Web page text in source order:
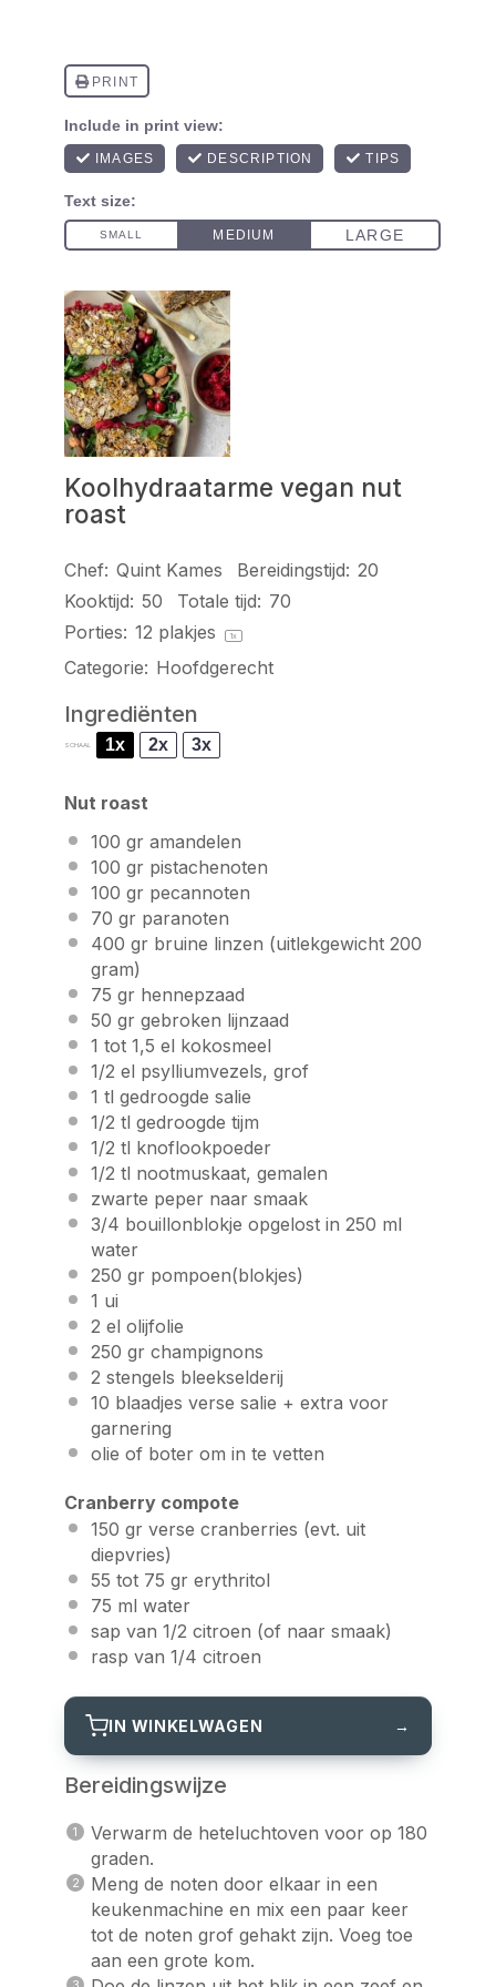
Koolhydraatarme vegan nut
roast
Chef: Quint Kames Bereidingstijd: 20
Kooktijd: 50 Totale tijd: 70
Porties: 12 plakjes 1x
Categorie: Hoofdgerecht
Ingrediënten
SCHAAL 1x 2x 3x
Nut roast
100 gr amandelen
100 gr pistachenoten
100 gr pecannoten
70 gr paranoten
400 gr bruine linzen (uitlekgewicht 200
gram)
75 gr hennepzaad
50 gr gebroken lijnzaad
1 tot 1,5 el kokosmeel
1/2 el psylliumvezels, grof
1 tl gedroogde salie
1/2 tl gedroogde tijm
1/2 tl knoflookpoeder
1/2 tl nootmuskaat, gemalen
zwarte peper naar smaak
3/4 bouillonblokje opgelost in 250 ml
water
250 gr pompoen(blokjes)
1 ui
2 el olijfolie
250 gr champignons
2 stengels bleekselderij
10 blaadjes verse salie + extra voor
garnering
olie of boter om in te vetten
Cranberry compote
150 gr verse cranberries (evt. uit
diepvries)
55 tot 75 gr erythritol
75 ml water
sap van 1/2 citroen (of naar smaak)
rasp van 1/4 citroen
IN WINKELWAGEN →
Bereidingswijze
Verwarm de heteluchtoven voor op 180
graden.
Meng de noten door elkaar in een
keukenmachine en mix een paar keer
tot de noten grof gehakt zijn. Voeg toe
aan een grote kom.